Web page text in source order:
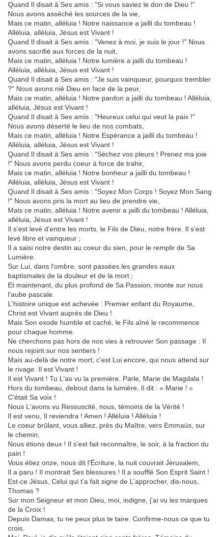
Quand Il disait à Ses amis : "Si vous saviez le don de Dieu !"
Nous avons asséché les sources de la vie,
Mais ce matin, alléluia ! Notre naissance a jailli du tombeau !
Alléluia, alléluia, Jésus est Vivant !
Quand Il disait à Ses amis : "Venez à moi, je suis le jour !" Nous
avons sacrifié aux forces de la nuit,
Mais ce matin, alléluia ! Notre lumière a jailli du tombeau !
Alléluia, alléluia, Jésus est Vivant !
Quand Il disait à Ses amis : "Je suis vainqueur, pourquoi trembler
?" Nous avons nié Dieu en face de la peur,
Mais ce matin, alléluia ! Notre pardon a jailli du tombeau ! Alléluia,
alléluia, Jésus est Vivant !
Quand Il disait à Ses amis : "Heureux celui qui veut la paix !"
Nous avons déserté le lieu de nos combats,
Mais ce matin, alléluia ! Notre Espérance a jailli du tombeau !
Alléluia, alléluia, Jésus est Vivant !
Quand Il disait à Ses amis : "Séchez vos pleurs ! Prenez ma joie
!" Nous avons perdu coeur à force de trahir,
Mais ce matin, alléluia ! Notre bonheur a jailli du tombeau !
Alléluia, alléluia, Jésus est Vivant !
Quand Il disait à Ses amis : "Soyez Mon Corps ! Soyez Mon Sang
!" Nous avons pris la mort au lieu de prendre vie,
Mais ce matin, alléluia ! Notre avenir a jailli du tombeau ! Alléluia,
alléluia, Jésus est Vivant !
Il s'est levé d'entre les morts, le Fils de Dieu, notre frère. Il s'est
levé libre et vainqueur ;
Il a saisi notre destin au coeur du sien, pour le remplir de Sa
Lumière.
Sur Lui, dans l'ombre, sont passées les grandes eaux
baptismales de la douleur et de la mort ;
Et maintenant, du plus profond de Sa Passion, monte sur nous
l'aube pascale.
L'histoire unique est achevée : Premier enfant du Royaume,
Christ est Vivant auprès de Dieu !
Mais Son exode humble et caché, le Fils aîné le recommence
pour chaque homme.
Ne cherchons pas hors de nos vies à retrouver Son passage : Il
nous rejoint sur nos sentiers !
Mais au-delà de notre mort, c'est Lui encore, qui nous attend sur
le rivage. Il est Vivant !
Il est Vivant ! Tu L'as vu la première. Parle, Marie de Magdala !
Hors du tombeau, debout dans la lumière, Il dit : « Marie ! »
C'était Sa voix !
Nous L'avons vu Ressuscité, nous, témoins de la Vérité !
Il est venu, Il reviendra ! Amen ! Alléluia ! Alléluia !
Le coeur brûlant, vous alliez, près du Maître, vers Emmaüs, sur
le chemin,
Nous étions deux ! Il s'est fait reconnaître, le soir, à la fraction du
pain !
Vous étiez onze, nous dit l'Écriture, la nuit couvrait Jérusalem,
Il a paru ! Il montrait Ses blessures ! Il a soufflé Son Esprit Saint !
Est-ce Jésus, Celui qui t'a fait signe de L'approcher, dis-nous,
Thomas ?
Sur mon Seigneur et mon Dieu, moi, indigne, j'ai vu les marques
de la Croix !
Depuis Damas, tu ne peux plus te taire. Confirme-nous ce que tu
crois.